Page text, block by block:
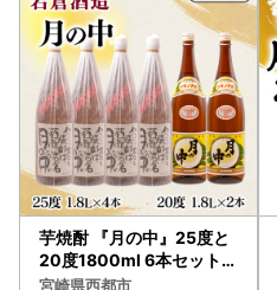
芋焼酎 『月の中』25度と
20度1800ml 6本セット【
岩倉酒造】＜7-39a＞
宮崎県西都市